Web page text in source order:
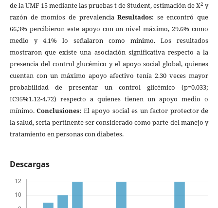
de la UMF 15 mediante las pruebas t de Student, estimación de X2y
razón de momios de prevalenciaResultados: se encontró que
66,3% percibieron este apoyo con un nivel máximo, 29.6% como
medio y 4.1% lo señalaron como mínimo. Los resultados
mostraron que existe una asociación significativa respecto a la
presencia del control glucémico y el apoyo social global, quienes
cuentan con un máximo apoyo afectivo tenía 2.30 veces mayor
probabilidad de presentar un control glicémico (p=0.033;
IC95%1.12-4.72) respecto a quienes tienen un apoyo medio o
mínimo.Conclusiones: El apoyo social es un factor protector de
la salud, seria pertinente ser considerado como parte del manejo y
tratamiento en personas con diabetes.
Descargas